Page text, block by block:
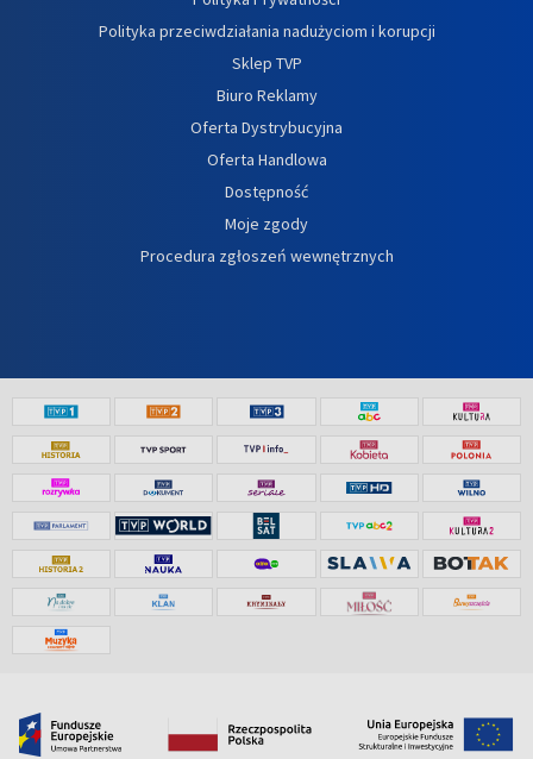
Polityka przeciwdziałania nadużyciom i korupcji
Sklep TVP
Biuro Reklamy
Oferta Dystrybucyjna
Oferta Handlowa
Dostępność
Moje zgody
Procedura zgłoszeń wewnętrznych